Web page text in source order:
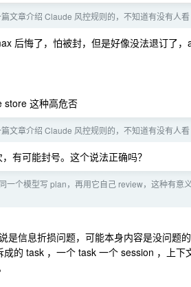
文章介绍 Claude 风控规则的，不知道有没有人看
后悔了，怕被封，但是好像没法退订了
store 这种高危否
文章介绍 Claude 风控规则的，不知道有没有人看
有可能封号。这个说法正确吗？
一个模型写 plan，再用它自己 review，这种有意
是信息折损问题，可能本身内容是没问题
的 task ，一个 task 一个 session ，上下